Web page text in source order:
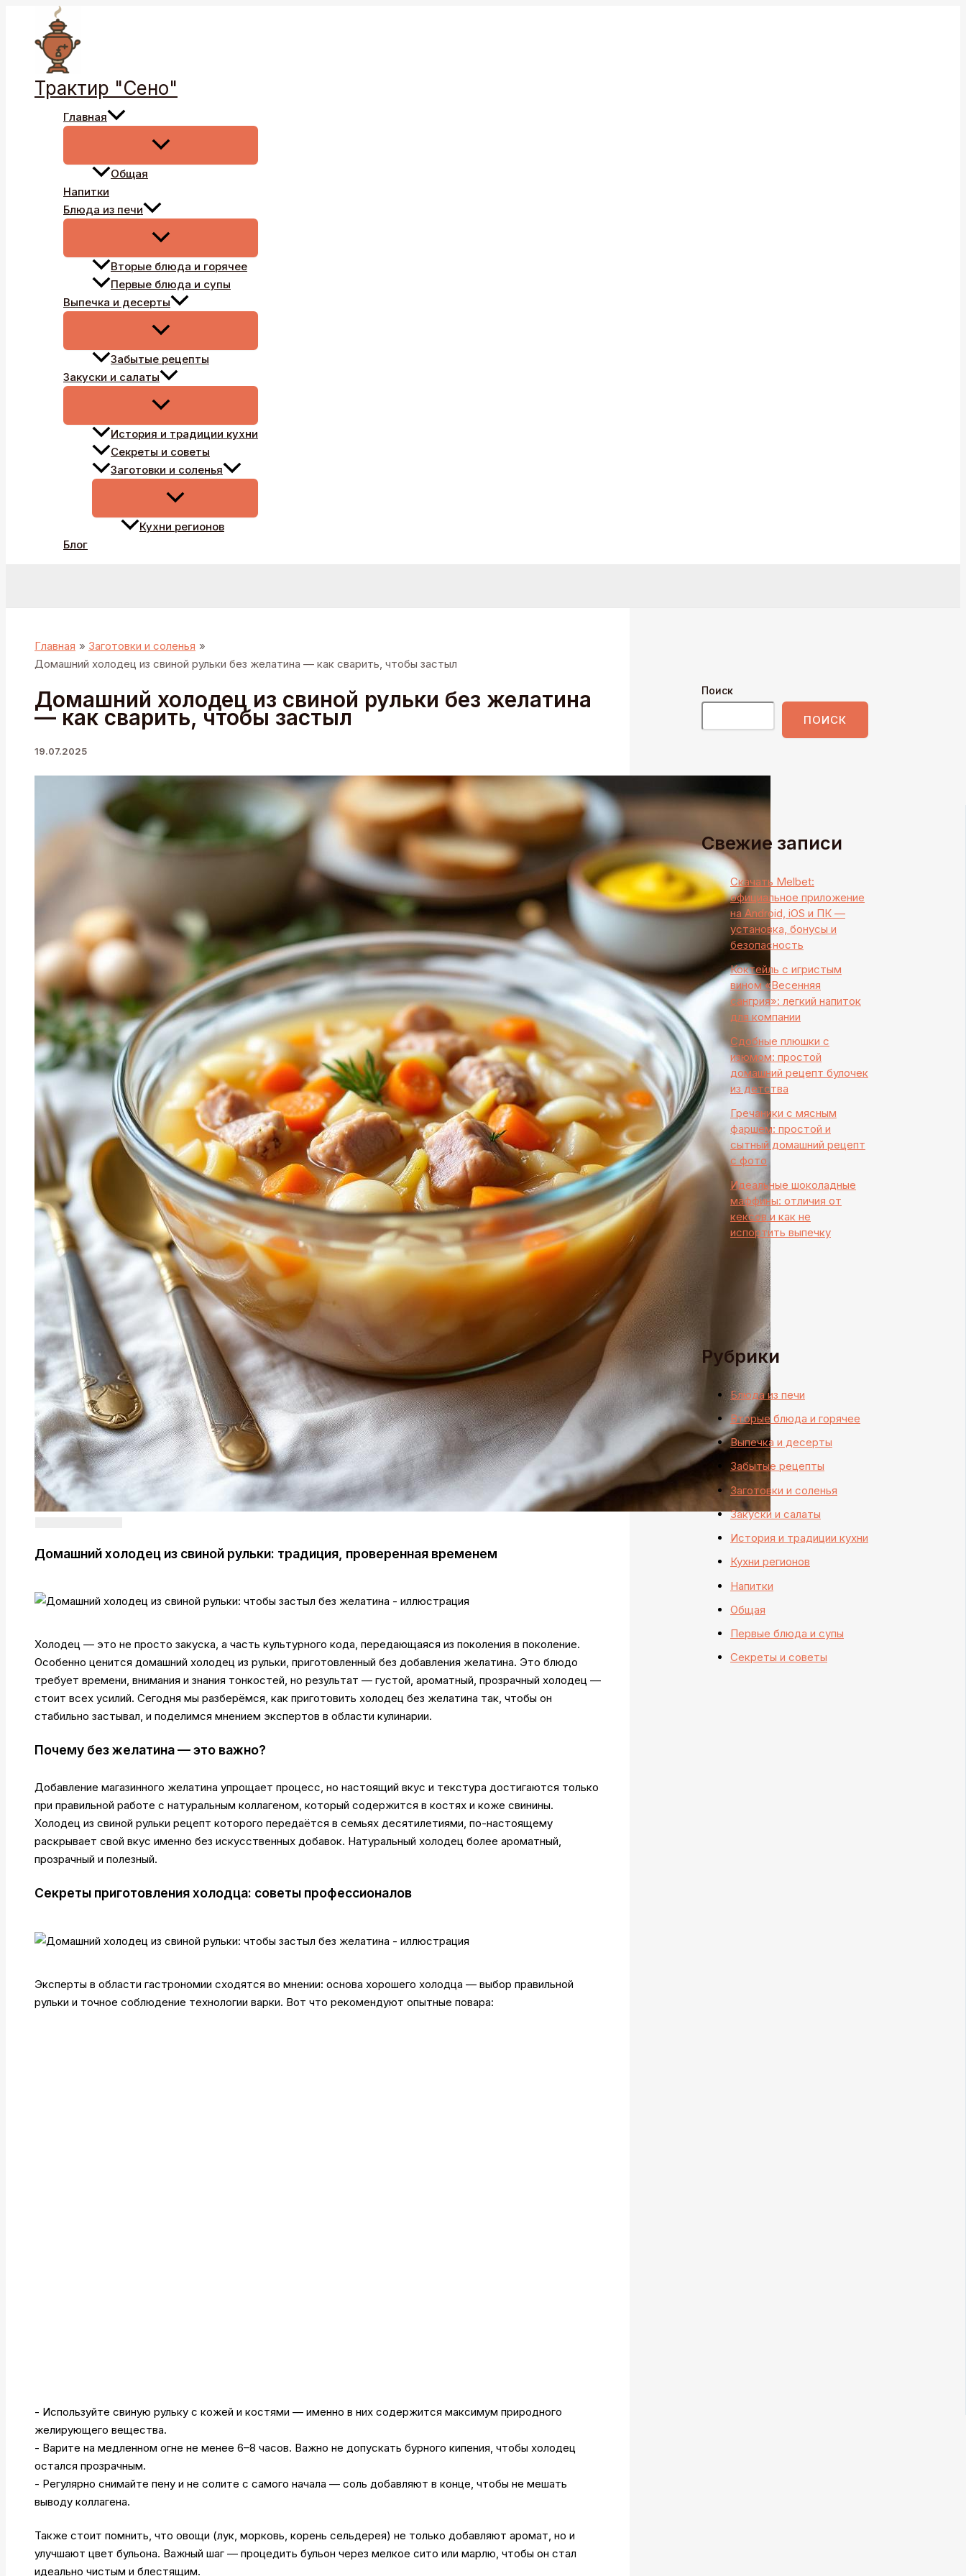
содержимому
Трактир "Сено"
Главная
Общая
Напитки
Блюда из печи
Вторые блюда и горячее
Первые блюда и супы
Выпечка и десерты
Забытые рецепты
Закуски и салаты
История и традиции кухни
Секреты и советы
Заготовки и соленья
Кухни регионов
Блог
Главная
Заготовки и соленья
Домашний холодец из свиной рульки без желатина — как сварить, чтобы застыл
Домашний холодец из свиной рульки без желатина
— как сварить, чтобы застыл
19.07.2025
Домашний холодец из свиной рульки: традиция, проверенная временем
Холодец — это не просто закуска, а часть культурного кода, передающаяся из поколения в поколение.
Особенно ценится домашний холодец из рульки, приготовленный без добавления желатина. Это блюдо
требует времени, внимания и знания тонкостей, но результат — густой, ароматный, прозрачный холодец —
стоит всех усилий. Сегодня мы разберёмся, как приготовить холодец без желатина так, чтобы он
стабильно застывал, и поделимся мнением экспертов в области кулинарии.
Почему без желатина — это важно?
Добавление магазинного желатина упрощает процесс, но настоящий вкус и текстура достигаются только
при правильной работе с натуральным коллагеном, который содержится в костях и коже свинины.
Холодец из свиной рульки рецепт которого передаётся в семьях десятилетиями, по-настоящему
раскрывает свой вкус именно без искусственных добавок. Натуральный холодец более ароматный,
прозрачный и полезный.
Секреты приготовления холодца: советы профессионалов
Эксперты в области гастрономии сходятся во мнении: основа хорошего холодца — выбор правильной
рульки и точное соблюдение технологии варки. Вот что рекомендуют опытные повара:
- Используйте свиную рульку с кожей и костями — именно в них содержится максимум природного
желирующего вещества.
- Варите на медленном огне не менее 6–8 часов. Важно не допускать бурного кипения, чтобы холодец
остался прозрачным.
- Регулярно снимайте пену и не солите с самого начала — соль добавляют в конце, чтобы не мешать
выводу коллагена.
Также стоит помнить, что овощи (лук, морковь, корень сельдерея) не только добавляют аромат, но и
улучшают цвет бульона. Важный шаг — процедить бульон через мелкое сито или марлю, чтобы он стал
идеально чистым и блестящим.
Поиск
ПОИСК
Свежие записи
Скачать Melbet:
официальное приложение
на Android, iOS и ПК —
установка, бонусы и
безопасность
Коктейль с игристым
вином «Весенняя
сангрия»: легкий напиток
для компании
Сдобные плюшки с
изюмом: простой
домашний рецепт булочек
из детства
Гречаники с мясным
фаршем: простой и
сытный домашний рецепт
с фото
Идеальные шоколадные
маффины: отличия от
кексов и как не
испортить выпечку
Рубрики
Блюда из печи
Вторые блюда и горячее
Выпечка и десерты
Забытые рецепты
Заготовки и соленья
Закуски и салаты
История и традиции кухни
Кухни регионов
Напитки
Общая
Первые блюда и супы
Секреты и советы